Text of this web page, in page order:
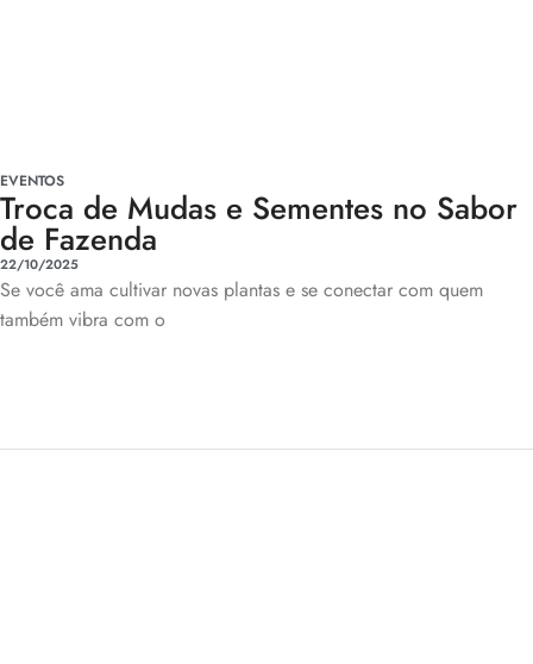
EVENTOS
Troca de Mudas e Sementes no Sabor
de Fazenda
22/10/2025
Se você ama cultivar novas plantas e se conectar com quem
também vibra com o